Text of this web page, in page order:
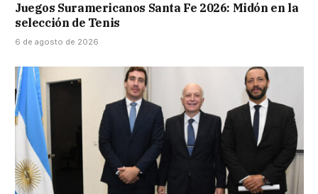
Juegos Suramericanos Santa Fe 2026: Midón en la
selección de Tenis
6 de agosto de 2026